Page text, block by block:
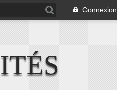
Connexion